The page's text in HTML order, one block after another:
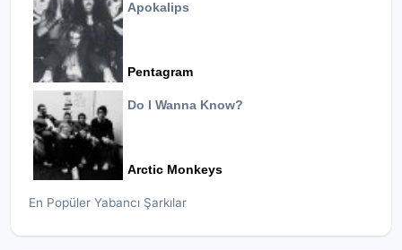
Apokalips
Pentagram
Do I Wanna Know?
Arctic Monkeys
En Popüler Yabancı Şarkılar